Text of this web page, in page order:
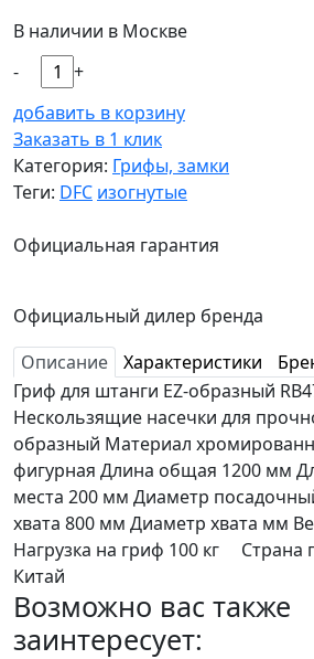
В наличии в Москве
-
+
добавить в корзину
Заказать в 1 клик
Категория: Грифы, замки
Теги: DFC изогнутые
Официальная гарантия
Официальный дилер бренда
Описание
Характеристики
Гриф для штанги EZ-образный
Нескользящие насечки для
образный Материал
фигурная Длина общая 1200 мм
места 200 мм Диаметр
хвата 800 мм Диаметр хвата мм
Нагрузка на гриф 100 кг Страна
Китай
Возможно вас также
заинтересует: